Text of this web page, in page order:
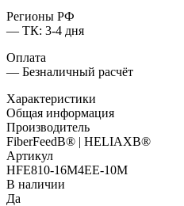
Регионы РФ
— ТК: 3-4 дня
Оплата
— Безналичный расчёт
Характеристики
Общая информация
Производитель
FiberFeedВ® | HELIAXВ®
Артикул
HFE810-16M4EE-10M
В наличии
Да